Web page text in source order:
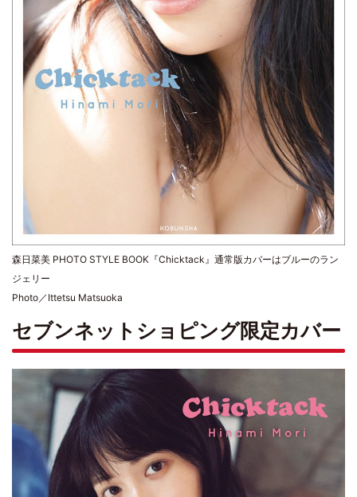
森日菜美 PHOTO STYLE BOOK『Chicktack』通常版カバーはブルーのラン
ジェリー
Photo／Ittetsu Matsuoka
セブンネットショピング限定カバー